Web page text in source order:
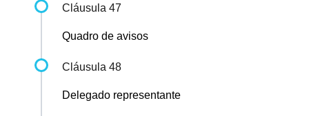
Cláusula 47
Quadro de avisos
Cláusula 48
Delegado representante